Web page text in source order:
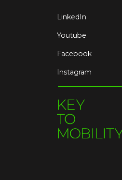
LinkedIn
Youtube
Facebook
Instagram